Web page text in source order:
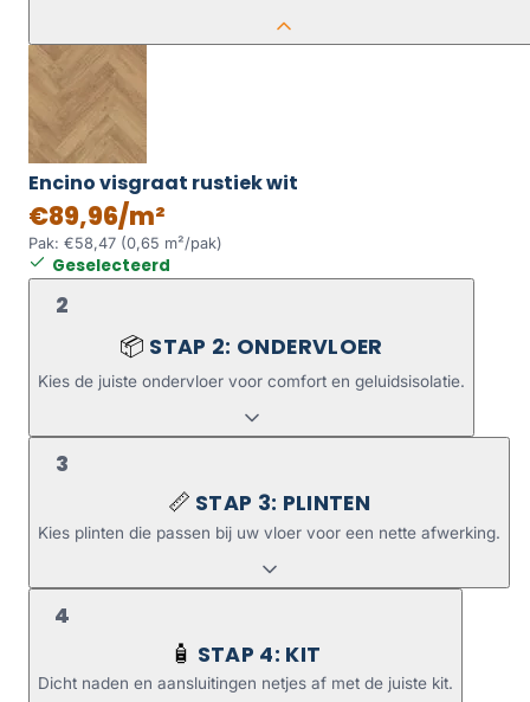
Encino visgraat rustiek wit
€89,96/m²
Pak: €58,47 (0,65 m²/pak)
Geselecteerd
2
📦 STAP 2: ONDERVLOER
Kies de juiste ondervloer voor comfort en geluidsisolatie.
3
📏 STAP 3: PLINTEN
Kies plinten die passen bij uw vloer voor een nette afwerking.
4
🧴 STAP 4: KIT
Dicht naden en aansluitingen netjes af met de juiste kit.